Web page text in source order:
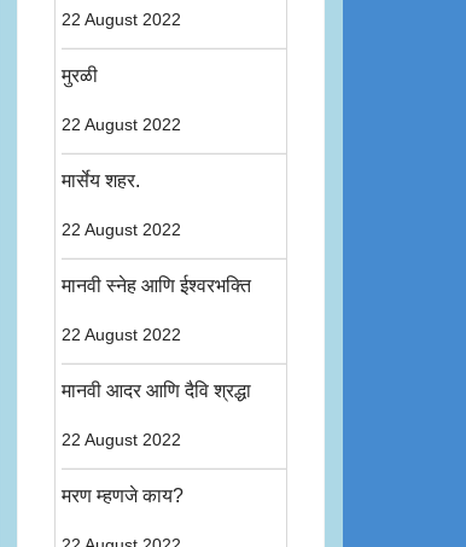
22 August 2022
मुरळी
22 August 2022
मार्सेय शहर.
22 August 2022
मानवी स्नेह आणि ईश्वरभक्ति
22 August 2022
मानवी आदर आणि दैवि श्रद्धा
22 August 2022
मरण म्हणजे काय?